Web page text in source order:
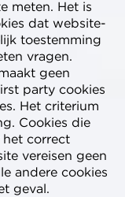
meten. Het is
dat website-
toestemming
vragen.
geen
party cookies
Het criterium
Cookies die
correct
vereisen geen
andere cookies
geval.